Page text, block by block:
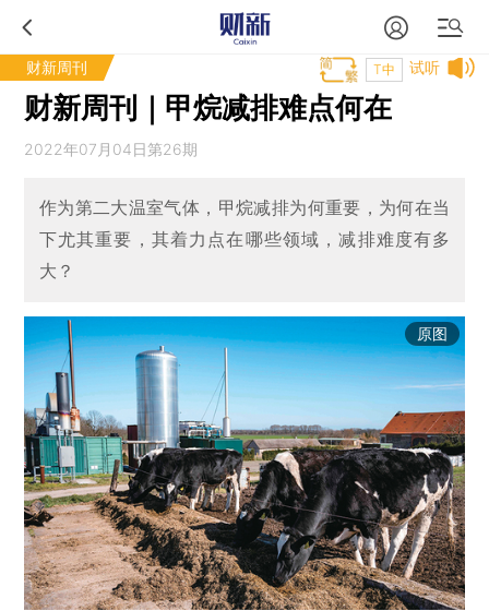
财新周刊 试听
T中
财新周刊｜甲烷减排难点何在
2022年07月04日第26期
作为第二大温室气体，甲烷减排为何重要，为何在当
下尤其重要，其着力点在哪些领域，减排难度有多
大？
原图